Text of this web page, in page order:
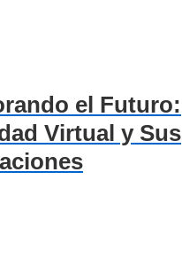
el Futuro:
Virtual y Sus